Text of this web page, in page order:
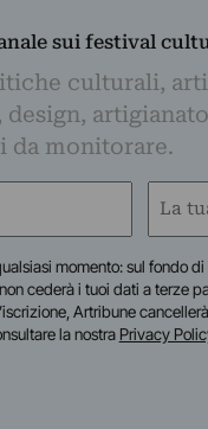
sui festival
culturali,
da monitorare.
Email
momento: sul fondo
cederà i tuoi dati a terze
Artribune
la nostra Privacy